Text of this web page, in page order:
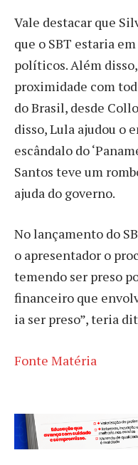
Vale destacar que
que o SBT estaria
políticos. Além
proximidade com
do Brasil, desde
disso, Lula ajudou o
escândalo do
Santos teve um
ajuda do governo.
No lançamento do
o apresentador o
temendo ser preso
financeiro que
ia ser preso”, teria
Fonte Matéria